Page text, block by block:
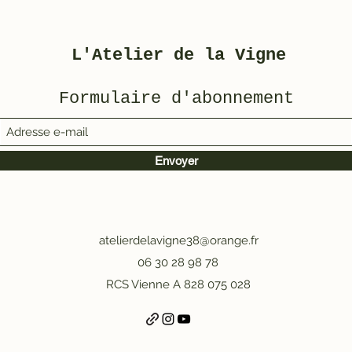
L'Atelier de la Vigne
Formulaire d'abonnement
Envoyer
atelierdelavigne38@orange.fr
06 30 28 98 78
RCS Vienne A 828 075 028